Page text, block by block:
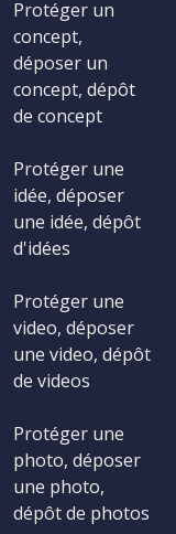
Protéger un
concept,
déposer un
concept, dépôt
de concept
Protéger une
idée, déposer
une idée, dépôt
d'idées
Protéger une
video, déposer
une video, dépôt
de videos
Protéger une
photo, déposer
une photo,
dépôt de photos